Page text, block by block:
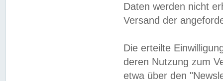
Daten werden nicht
Versand der
Die erteilte
deren Nutzung zum
etwa über den